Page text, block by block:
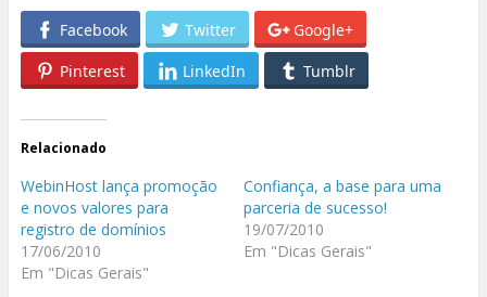
Facebook Twitter
Google+
Pinterest
LinkedIn Tumblr
Relacionado
WebinHost lança promoção
e novos valores para
registro de domínios
17/06/2010
Em "Dicas Gerais"
Confiança, a base para uma
parceria de sucesso!
19/07/2010
Em "Dicas Gerais"